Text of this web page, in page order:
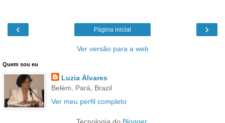
‹ ›
Página inicial
Ver versão para a web
Quem sou eu
Luzia Álvares
Belém, Pará, Brazil
Ver meu perfil completo